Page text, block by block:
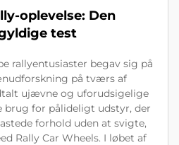
oplevelse: Den
test
rallyentusiaster begav sig på
på tværs af
ujævne og uforudsigelige
brug for pålideligt udstyr, der
forhold uden at svigte,
Rally Car Wheels. I løbet af